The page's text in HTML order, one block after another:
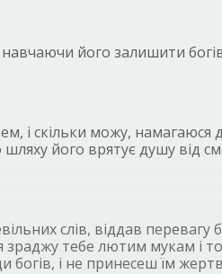
його залишити богів,
і скільки можу, намагаюся
його врятує душу від
слів, віддав
тебе лютим мукам і
богів, і не принесеш їм